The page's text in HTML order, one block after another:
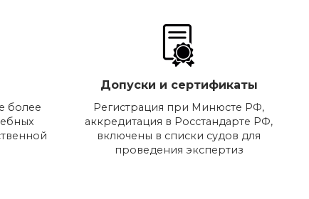
более
Допуски и сертификаты
Регистрация при Минюсте РФ,
аккредитация в Росстандарте РФ,
включены в списки судов для
проведения экспертиз